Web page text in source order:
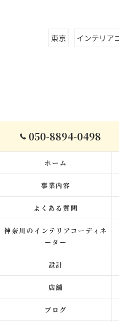
東京 インテリア
050-8894-0498
ホーム
事業内容
よくある質問
神奈川のインテリアコーディネ
ーター
設計
店舗
ブログ